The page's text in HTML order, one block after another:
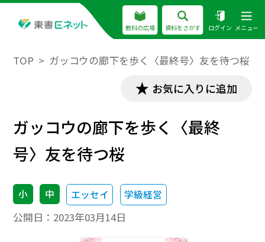
教科の広場 資料をさがす ログイン メニュー
TOP ガッコウの廊下を歩く〈最終号〉友を待つ桜
お気に入りに追加
ガッコウの廊下を歩く〈最終
号〉友を待つ桜
小 中 エッセイ 学級経営
公開日： 2023年03月14日